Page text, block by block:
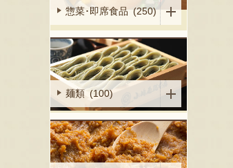
惣菜･即席食品 (250)
麺類 (100)